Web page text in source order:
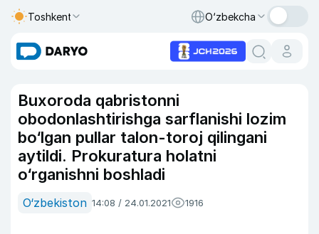
Toshkent O‘zbekcha
Buxoroda qabristonni
obodonlashtirishga sarflanishi lozim
bo‘lgan pullar talon-toroj qilingani
aytildi. Prokuratura holatni
o‘rganishni boshladi
O‘zbekiston 14:08 / 24.01.2021 1916